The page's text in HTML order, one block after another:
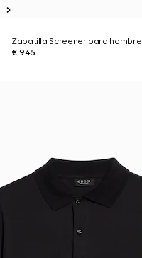
Zapatilla Screener para hombre
€ 945